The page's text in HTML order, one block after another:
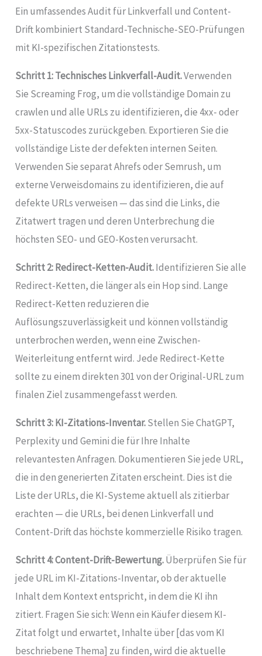
Ein umfassendes Audit für Linkverfall und Content-
Drift kombiniert Standard-Technische-SEO-Prüfungen
mit KI-spezifischen Zitationstests.
Schritt 1: Technisches Linkverfall-Audit.Verwenden
Sie Screaming Frog, um die vollständige Domain zu
crawlen und alle URLs zu identifizieren, die 4xx- oder
5xx-Statuscodes zurückgeben. Exportieren Sie die
vollständige Liste der defekten internen Seiten.
Verwenden Sie separat Ahrefs oder Semrush, um
externe Verweisdomains zu identifizieren, die auf
defekte URLs verweisen — das sind die Links, die
Zitatwert tragen und deren Unterbrechung die
höchsten SEO- und GEO-Kosten verursacht.
Schritt 2: Redirect-Ketten-Audit.Identifizieren Sie alle
Redirect-Ketten, die länger als ein Hop sind. Lange
Redirect-Ketten reduzieren die
Auflösungszuverlässigkeit und können vollständig
unterbrochen werden, wenn eine Zwischen-
Weiterleitung entfernt wird. Jede Redirect-Kette
sollte zu einem direkten 301 von der Original-URL zum
finalen Ziel zusammengefasst werden.
Schritt 3: KI-Zitations-Inventar.Stellen Sie ChatGPT,
Perplexity und Gemini die für Ihre Inhalte
relevantesten Anfragen. Dokumentieren Sie jede URL,
die in den generierten Zitaten erscheint. Dies ist die
Liste der URLs, die KI-Systeme aktuell als zitierbar
erachten — die URLs, bei denen Linkverfall und
Content-Drift das höchste kommerzielle Risiko tragen.
Schritt 4: Content-Drift-Bewertung.Überprüfen Sie für
jede URL im KI-Zitations-Inventar, ob der aktuelle
Inhalt dem Kontext entspricht, in dem die KI ihn
zitiert. Fragen Sie sich: Wenn ein Käufer diesem KI-
Zitat folgt und erwartet, Inhalte über [das vom KI
beschriebene Thema] zu finden, wird die aktuelle